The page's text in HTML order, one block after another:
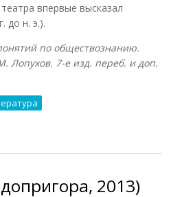
впервые высказал
до н. э.).
по обществознанию.
Лопухов. 7-е изд. переб. и доп.
2013)